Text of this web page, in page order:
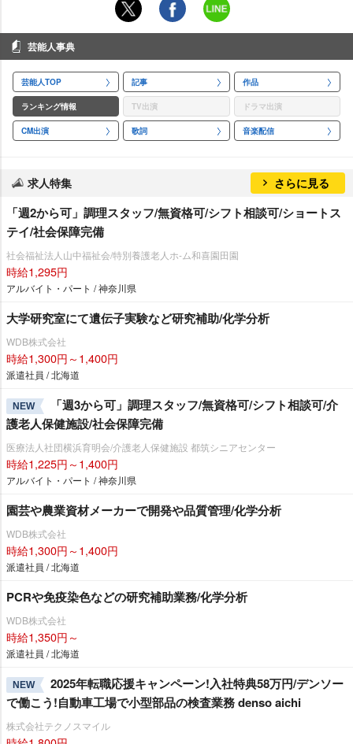
芸能人事典
芸能人TOP 記事 作品
ランキング情報 TV出演 ドラマ出演
CM出演 歌詞 音楽配信
求人特集 さらに見る
「週2から可」調理スタッフ/無資格可/シフト相談可/ショートス
テイ/社会保障完備
社会福祉法人山中福祉会/特別養護老人ホ-ム和喜園田園
時給1,295円
アルバイト・パート / 神奈川県
大学研究室にて遺伝子実験など研究補助/化学分析
WDB株式会社
時給1,300円～1,400円
派遣社員 / 北海道
NEW
「週3から可」調理スタッフ/無資格可/シフト相談可/介
護老人保健施設/社会保障完備
医療法人社団横浜育明会/介護老人保健施設 都筑シニアセンター
時給1,225円～1,400円
アルバイト・パート / 神奈川県
園芸や農業資材メーカーで開発や品質管理/化学分析
WDB株式会社
時給1,300円～1,400円
派遣社員 / 北海道
PCRや免疫染色などの研究補助業務/化学分析
WDB株式会社
時給1,350円～
派遣社員 / 北海道
NEW
2025年転職応援キャンペーン!入社特典58万円/デンソー
で働こう!自動車工場で小型部品の検査業務 denso aichi
株式会社テクノスマイル